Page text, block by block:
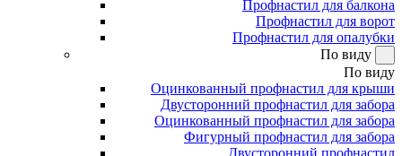
Профнастил для балкона
Профнастил для ворот
Профнастил для опалубки
По виду
По виду
Оцинкованный профнастил для крыши
Двусторонний профнастил для забора
Оцинкованный профнастил для забора
Фигурный профнастил для забора
Двусторонний профнастил